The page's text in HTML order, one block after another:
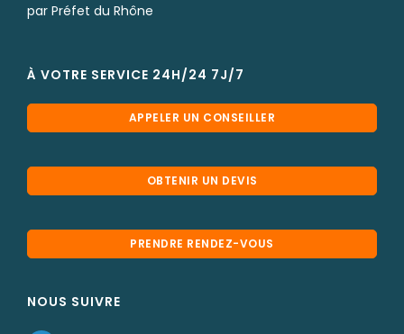
par Préfet du Rhône
À VOTRE SERVICE 24H/24 7J/7
APPELER UN CONSEILLER
OBTENIR UN DEVIS
PRENDRE RENDEZ-VOUS
NOUS SUIVRE